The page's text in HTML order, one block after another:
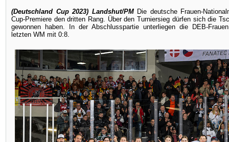
(Deutschland Cup 2023) Landshut/PM Die deutsche Frauen-
Cup-Premiere den dritten Rang. Über den Turniersieg dürfen sich die
gewonnen haben.
In der Abschlusspartie unterliegen die DEB-
letzten WM mit 0:8.